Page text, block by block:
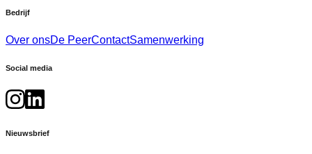
Bedrijf
Over onsDe PeerContactSamenwerking
Social media
Nieuwsbrief